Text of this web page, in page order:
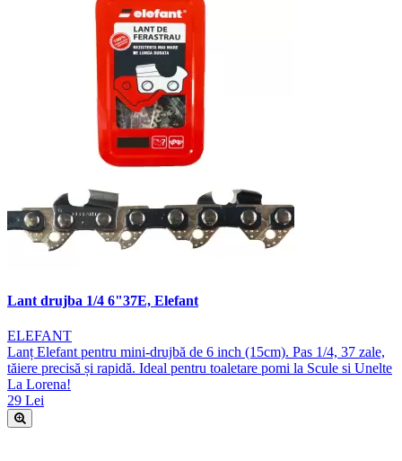
Lant drujba 1/4 6"37E, Elefant
ELEFANT
Lanț Elefant pentru mini-drujbă de 6 inch (15cm). Pas 1/4, 37 zale,
tăiere precisă și rapidă. Ideal pentru toaletare pomi la Scule si Unelte
La Lorena!
29 Lei